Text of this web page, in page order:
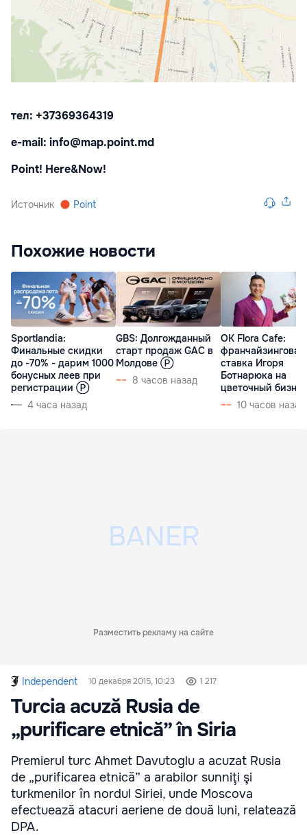
тел: +37369364319
e-mail: info@map.point.md
Point! Here&Now!
Источник Point
Похожие новости
Sportlandia:
Финальные скидки
до -70% - дарим 1000
бонусных леев при
регистрации Ⓟ
4 часа назад
GBS: Долгожданный
старт продаж GAC в
Молдове Ⓟ
8 часов назад
OK Flora Cafe:
франчайзинговая
ставка Игоря
Ботнарюка на
цветочный
10 часов назад
Разместить рекламу на сайте
Independent 10 декабря 2015, 10:23 1 217
Turcia acuză Rusia de
„purificare etnică” în Siria
Premierul turc Ahmet Davutoglu a acuzat Rusia
de „purificarea etnică” a arabilor sunniţi şi
turkmenilor în nordul Siriei, unde Moscova
efectuează atacuri aeriene de două luni, relatează
DPA.